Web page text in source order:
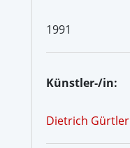
1991
Künstler-/in:
Dietrich Gürtler